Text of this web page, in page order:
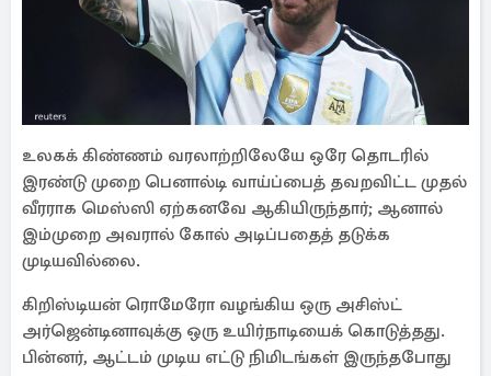
உலகக் கிண்ணம் வரலாற்றிலேயே ஒரே தொடரில்
இரண்டு முறை பெனால்டி வாய்ப்பைத் தவறவிட்ட முதல்
வீரராக மெஸ்ஸி ஏற்கனவே ஆகியிருந்தார்; ஆனால்
இம்முறை அவரால் கோல் அடிப்பதைத் தடுக்க
முடியவில்லை.
கிறிஸ்டியன் ரொமேரோ வழங்கிய ஒரு அசிஸ்ட்
அர்ஜென்டினாவுக்கு ஒரு உயிர்நாடியைக் கொடுத்தது.
பின்னர், ஆட்டம் முடிய எட்டு நிமிடங்கள் இருந்தபோது